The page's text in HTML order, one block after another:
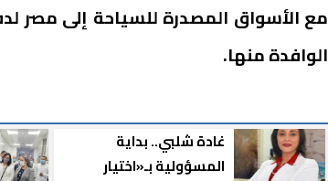
مع الأسواق المصدرة للسياحة إلى مصر
الوافدة منها.
غادة شلبي.. بداية
المسؤولية بـ«اختيار